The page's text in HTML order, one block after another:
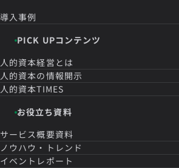
導入事例
PICK UPコンテンツ
人的資本経営とは
人的資本の情報開示
人的資本TIMES
お役立ち資料
サービス概要資料
ノウハウ・トレンド
イベントレポート